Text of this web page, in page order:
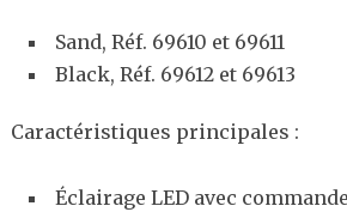
Sand, Réf. 69610 et 69611
Black, Réf. 69612 et 69613
Caractéristiques principales :
Éclairage LED avec